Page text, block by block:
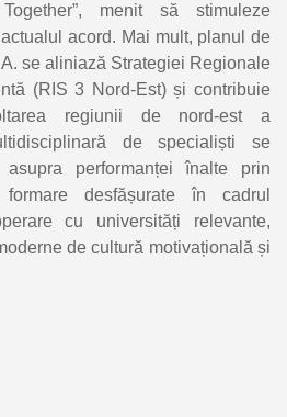
menit să stimuleze
acord. Mai mult, planul de
se aliniază Strategiei Regionale
(RIS 3 Nord-Est) și contribuie
regiunii de nord-est a
de specialiști se
asupra performanței înalte prin
desfășurate în cadrul
cu universități relevante,
de cultură motivațională și